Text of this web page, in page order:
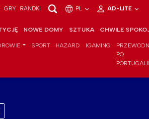
GRY RANDKI PL AD-LITE
NOWE DOMY SZTUKA CHWILE
SPORT HAZARD IGAMING
PO
PORTUGALII